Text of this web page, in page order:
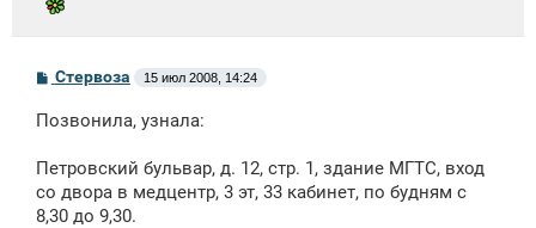
С
о
б
н
и
е
Стервоза 15 июл 2008, 14:24
Позвонила, узнала:
Петровский бульвар, д. 12, стр. 1, здание МГТС, вход
со двора в медцентр, 3 эт, 33 кабинет, по будням с
8,30 до 9,30.